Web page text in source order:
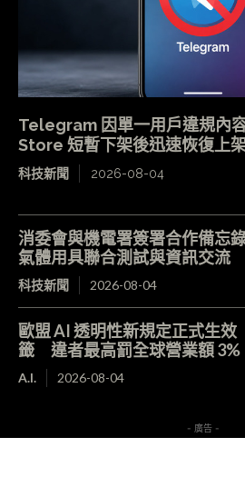
Telegram 因單一用戶違規內
Store 短暫下架後迅速恢復上
科技新聞 2026-08-04
消委會與機電署簽署合作備忘
氣體用具聯合測試與資訊交流
科技新聞 2026-08-04
歐盟 AI 透明性新規定正式生
籤 違者最高罰全球營業額 3%
A.I. 2026-08-04
- 廣告 -